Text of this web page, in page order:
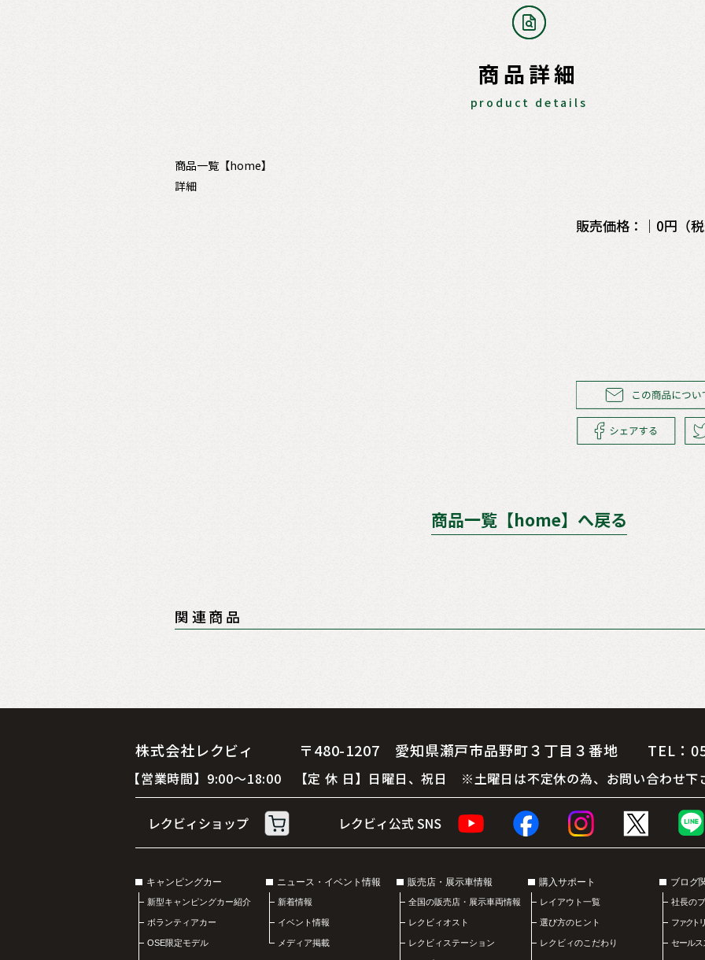
商品詳細
product details
商品一覧【home】
詳細
販売価格：｜0円（
商品一覧【home】へ戻る
関連商品
株式会社レクビィ 〒480-1207 愛知県瀬戸市品野町３丁目３番地 TEL：
【営業時間】9:00～18:00 【定 休 日】日曜日、祝日 ※土曜日は不定休の為、お問い合わせ下
キャンピングカー
新型キャンピングカー紹介
ボランティアカー
OSE限定モデル
ニュース・イベント情報
新着情報
イベント情報
メディア掲載
販売店・展示車情報
全国の販売店・展示車両情報
レクビィオスト
レクビィステーション
購入サポート
レイアウト一覧
選び方のヒント
レクビィのこだわり
ブログ
社長の
ファクト
セールス